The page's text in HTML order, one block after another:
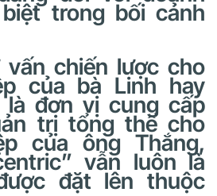
trong bối cảnh
chiến lược cho
của bà Linh hay
đơn vị cung cấp
trị tổng thể cho
của ông Thắng,
vẫn luôn là
đặt lên thuộc